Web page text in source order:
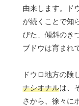
由来します。ド
が続くことで知
びた、傾斜のき
ブドウは育まれ
ドウロ地方の険
ナシオナルは、
さから、徐々に